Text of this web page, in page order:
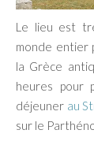
Le lieu est
monde entier
la Grèce
heures pour
déjeuner au
sur le